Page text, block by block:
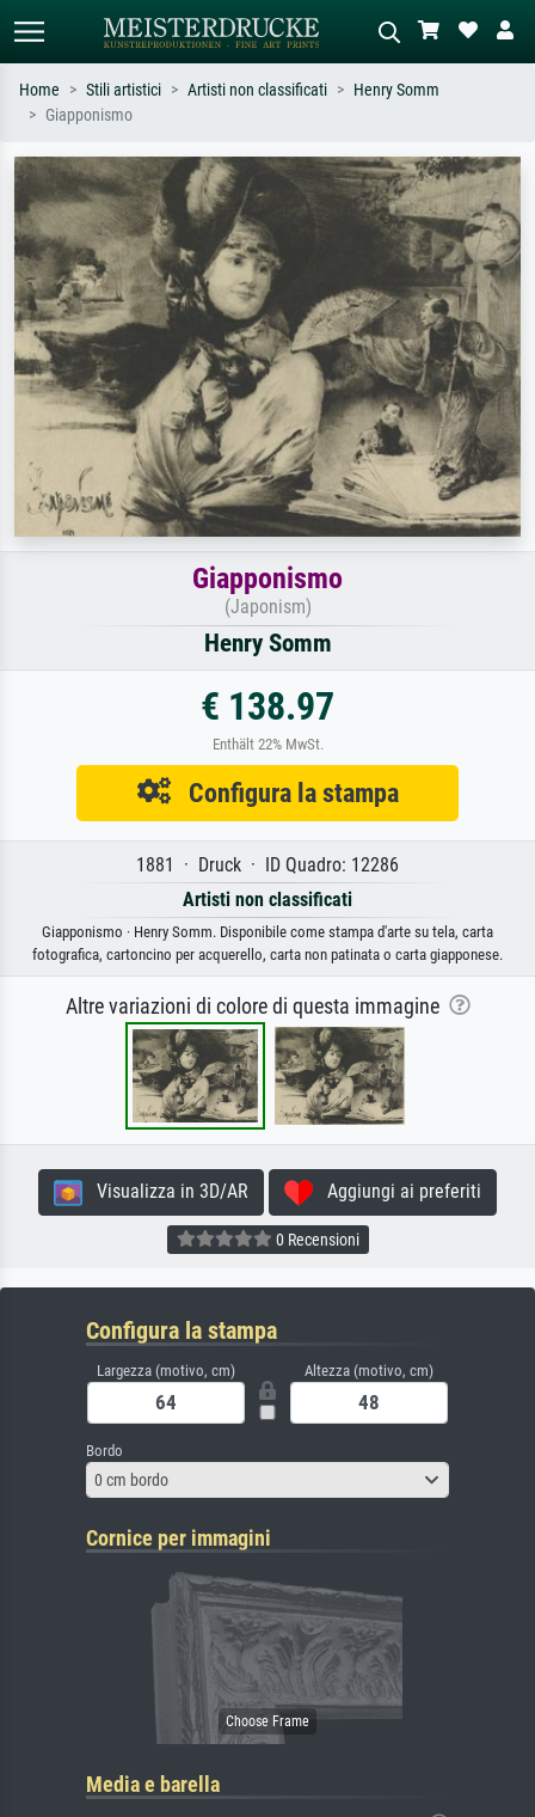
Cerca per artista, titolo o stile – es.
Monet, Notte stellata,
Impressionismo, onda di Hokusai,
nudo.
Descrivi la scena – es. prato verde,
astratto con molto rosso, dipinto a
olio scuro, nudo in piedi vicino a un
albero.
Home Stili artistici Artisti non classificati
Henry Somm
Giapponismo
Giapponismo
(Japonism)
Henry Somm
€ 138.97
Enthält 22% MwSt.
Configura la stampa
1881 · Druck · ID Quadro: 12286
Artisti non classificati
Giapponismo · Henry Somm. Disponibile come stampa d'arte su tela, carta
fotografica, cartoncino per acquerello, carta non patinata o carta giapponese.
Altre variazioni di colore di questa immagine
Visualizza in 3D/AR Aggiungi ai preferiti
0 Recensioni
Configura la stampa
Largezza (motivo, cm) Altezza (motivo, cm)
Bordo
0 cm bordo
Cornice per immagini
Media e barella